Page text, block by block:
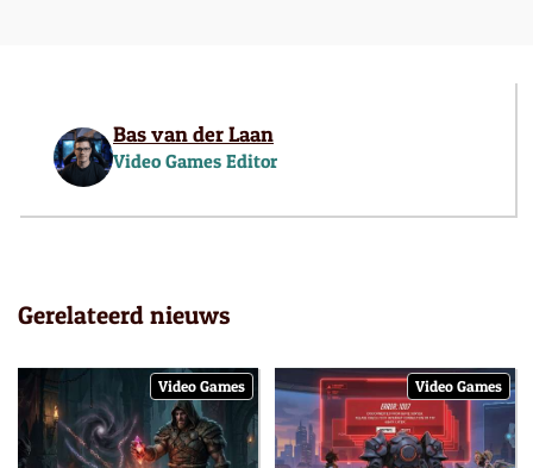
Bas van der Laan
Video Games Editor
Gerelateerd nieuws
Video Games Video Games